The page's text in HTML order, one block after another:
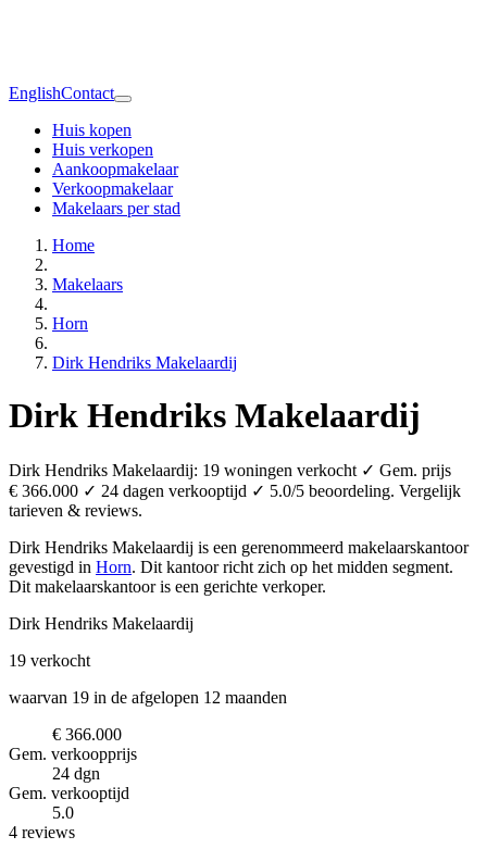
EnglishContact
Huis kopen
Huis verkopen
Aankoopmakelaar
Verkoopmakelaar
Makelaars per stad
Home
Makelaars
Horn
Dirk Hendriks Makelaardij
Dirk Hendriks Makelaardij
Dirk Hendriks Makelaardij: 19 woningen verkocht ✓ Gem. prijs
€ 366.000 ✓ 24 dagen verkooptijd ✓ 5.0/5 beoordeling. Vergelijk
tarieven & reviews.
Dirk Hendriks Makelaardij is een gerenommeerd makelaarskantoor
gevestigd in Horn. Dit kantoor richt zich op het midden segment.
Dit makelaarskantoor is een gerichte verkoper.
Dirk Hendriks Makelaardij
19 verkocht
waarvan 19 in de afgelopen 12 maanden
€ 366.000
Gem. verkoopprijs
24 dgn
Gem. verkooptijd
5.0
4 reviews